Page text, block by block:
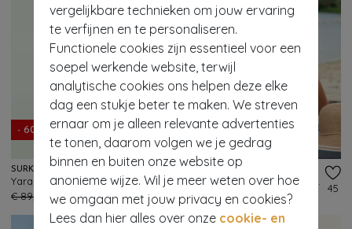
vergelijkbare technieken om jouw ervaring
te verfijnen en te personaliseren.
Functionele cookies zijn essentieel voor een
soepel werkende website, terwijl
analytische cookies ons helpen deze elke
dag een stukje beter te maken. We streven
ernaar om je alleen relevante advertenties
te tonen, daarom volgen we je gedrag
binnen en buiten onze website op
anonieme wijze. Wil je meer weten over hoe
we omgaan met jouw privacy en cookies?
Lees dan hier alles over onze cookie- en
- 60%
SURKANA
Yara midi jurk met gedraaide halslijn in olijf
€ 89,95
€ 35,95
191
- 60%
€ 39,95 € 15,95
45